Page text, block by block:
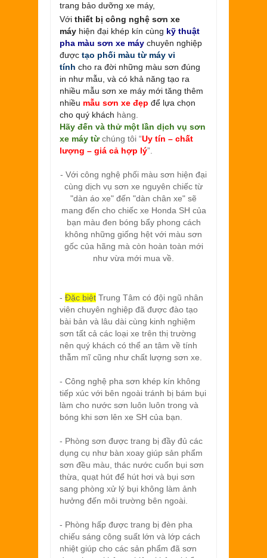
trang bảo dưỡng xe máy,
Với thiết bị công nghệ sơn xe
máy hiện đại khép kín cùng kỹ thuật
pha màu sơn xe máy chuyên nghiệp
được tạo phối màu từ máy vi
tính cho ra đời những màu sơn đúng
in như mẫu, và có khả năng tạo ra
nhiều mẫu sơn xe máy mới tăng thêm
nhiều mẫu sơn xe đẹp để lựa chọn
cho quý khách hàng.
Hãy đến và thử một lần dịch vụ sơn
xe máy từchúng tôi “Uy tín – chất
lượng – giá cả hợp lý”.
- Với công nghệ phối màu sơn hiện đại
cùng dịch vụ sơn xe nguyên chiếc từ
"dàn áo xe" đến "dàn chân xe" sẽ
mang đến cho chiếc xe Honda SH của
bạn màu đen bóng bẩy phong cách
không những giống hệt với màu sơn
gốc của hãng mà còn hoàn toàn mới
như vừa mới mua về.
- Đặc biệt Trung Tâm có đội ngũ nhân
viên chuyên nghiệp đã được đào tạo
bài bản và lâu dài cùng kinh nghiệm
sơn tất cả các loại xe trên thị trường
nên quý khách có thể an tâm về tính
thẫm mĩ cũng như chất lượng sơn xe.
- Công nghệ pha sơn khép kín không
tiếp xúc với bên ngoài tránh bị bám bụi
làm cho nước sơn luôn luôn trong và
bóng khi sơn lên xe SH của bạn.
- Phòng sơn được trang bị đầy đủ các
dụng cụ như bàn xoay giúp sản phẩm
sơn đều màu, thác nước cuốn bụi sơn
thừa, quạt hút để hút hơi và bụi sơn
sang phòng xử lý bụi không làm ảnh
hưởng đến môi trường bên ngoài.
- Phòng hấp được trang bị đèn pha
chiếu sáng công suất lớn và lớp cách
nhiệt giúp cho các sản phẩm đã sơn